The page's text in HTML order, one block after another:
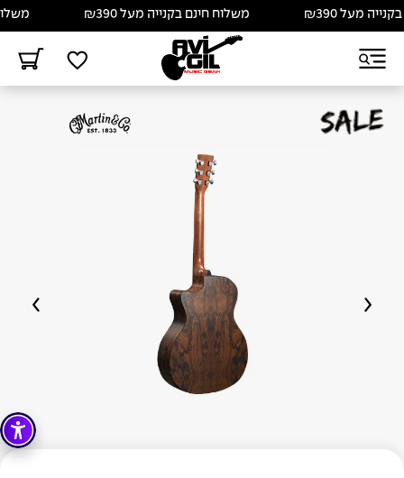
מעל ₪390 משלוח חינם בקנייה מעל ₪390 משלוח